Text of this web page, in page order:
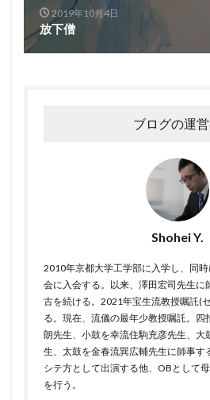
2019年10月4日
放下僧
ブログの運
Shohei Y.
2010年京都大学工学部に入学し、同
会に入会する。以来、澤田宏司先生に
古を続ける。2021年宝生流教授嘱託(
る。現在、流儀の最年少教授嘱託。四
朗先生、小鼓を幸流住駒充彦先生、大
生、太鼓を金春流巽広輔先生に師事す
シテ方として出演する他、OBとして
を行う。